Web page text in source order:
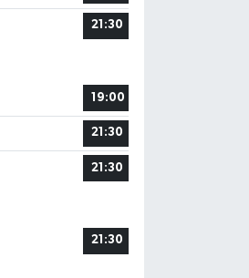
21:30
19:00
21:30
21:30
21:30